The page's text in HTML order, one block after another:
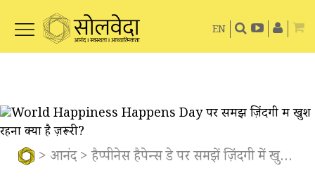
EN
>आनंद> हैप्पीनेस हैपेन्स डे पर समझें ज़िंदगी में खुश रहना क्यों है ज़रूरी?